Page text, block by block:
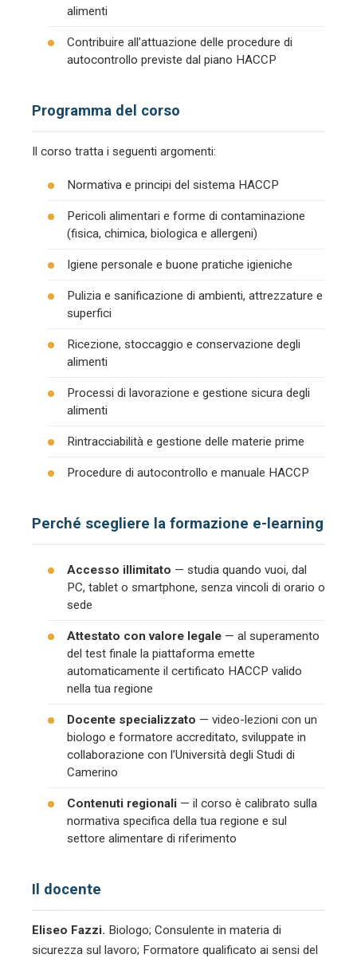
alimenti
Contribuire all’attuazione delle procedure di
autocontrollo previste dal piano HACCP
Programma del corso
Il corso tratta i seguenti argomenti:
Normativa e principi del sistema HACCP
Pericoli alimentari e forme di contaminazione
(fisica, chimica, biologica e allergeni)
Igiene personale e buone pratiche igieniche
Pulizia e sanificazione di ambienti, attrezzature e
superfici
Ricezione, stoccaggio e conservazione degli
alimenti
Processi di lavorazione e gestione sicura degli
alimenti
Rintracciabilità e gestione delle materie prime
Procedure di autocontrollo e manuale HACCP
Perché scegliere la formazione e-learning
Accesso illimitato — studia quando vuoi, dal
PC, tablet o smartphone, senza vincoli di orario o
sede
Attestato con valore legale — al superamento
del test finale la piattaforma emette
automaticamente il certificato HACCP valido
nella tua regione
Docente specializzato — video-lezioni con un
biologo e formatore accreditato, sviluppate in
collaborazione con l’Università degli Studi di
Camerino
Contenuti regionali — il corso è calibrato sulla
normativa specifica della tua regione e sul
settore alimentare di riferimento
Il docente
Eliseo Fazzi. Biologo; Consulente in materia di
sicurezza sul lavoro; Formatore qualificato ai sensi del